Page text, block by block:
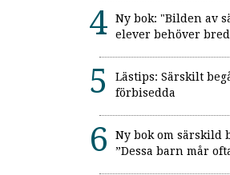
Ny bok: "Bilden av
elever behöver
Lästips: Särskilt
förbisedda
Ny bok om särskild
”Dessa barn mår